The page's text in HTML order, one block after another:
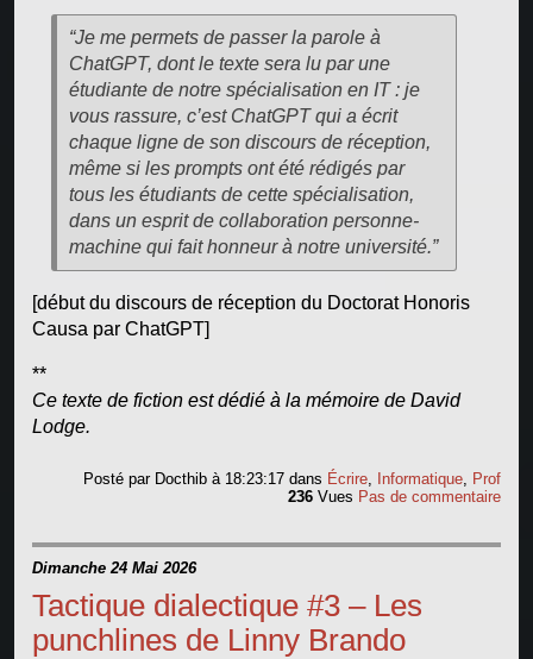
“Je me permets de passer la parole à
ChatGPT, dont le texte sera lu par une
étudiante de notre spécialisation en IT : je
vous rassure, c’est ChatGPT qui a écrit
chaque ligne de son discours de réception,
même si les prompts ont été rédigés par
tous les étudiants de cette spécialisation,
dans un esprit de collaboration personne-
machine qui fait honneur à notre université.”
[début du discours de réception du Doctorat Honoris
Causa par ChatGPT]
**
Ce texte de fiction est dédié à la mémoire de David
Lodge.
Posté par Docthib à 18:23:17dans Écrire, Informatique, Prof
236 Vues Pas de commentaire
Dimanche 24 Mai 2026
Tactique dialectique #3 – Les
punchlines de Linny Brando